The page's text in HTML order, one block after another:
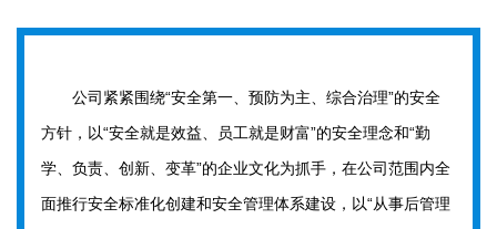
公司紧紧围绕“安全第一、预防为主、综合治理”的安全
方针，以“安全就是效益、员工就是财富”的安全理念和“勤
学、负责、创新、变革”的企业文化为抓手，在公司范围内全
面推行安全标准化创建和安全管理体系建设，以“从事后管理